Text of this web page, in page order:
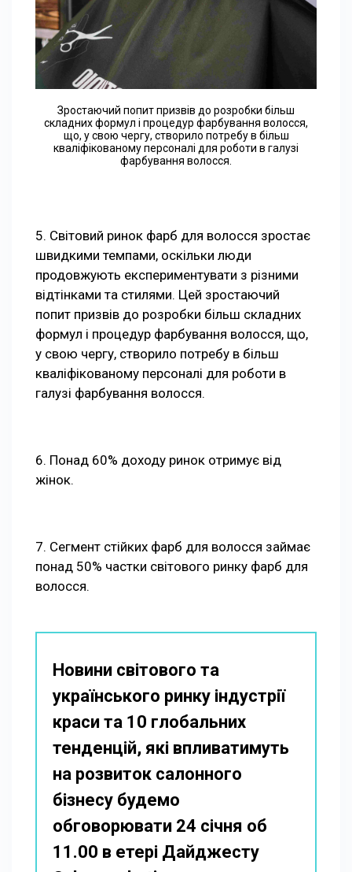
Зростаючий попит призвів до розробки більш
складних формул і процедур фарбування волосся,
що, у свою чергу, створило потребу в більш
кваліфікованому персоналі для роботи в галузі
фарбування волосся.
5. Світовий ринок фарб для волосся зростає
швидкими темпами, оскільки люди
продовжують експериментувати з різними
відтінками та стилями. Цей зростаючий
попит призвів до розробки більш складних
формул і процедур фарбування волосся, що,
у свою чергу, створило потребу в більш
кваліфікованому персоналі для роботи в
галузі фарбування волосся.
6. Понад 60% доходу ринок отримує від
жінок.
7. Сегмент стійких фарб для волосся займає
понад 50% частки світового ринку фарб для
волосся.
Новини світового та
українського ринку індустрії
краси та 10 глобальних
тенденцій, які впливатимуть
на розвиток салонного
бізнесу будемо
обговорювати 24 січня об
11.00 в етері Дайджесту